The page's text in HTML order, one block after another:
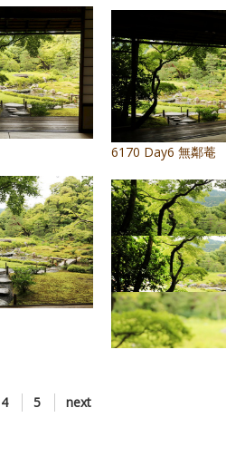
6170 Day6 無鄰菴
6173 Day6 無鄰菴
4 5 next